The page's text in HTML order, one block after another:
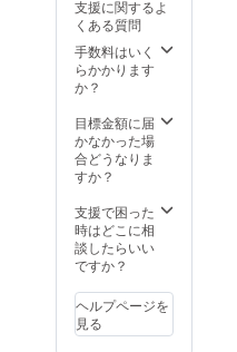
支援に関するよ
くある質問
手数料はいく
らかかります
か？
目標金額に届
かなかった場
合どうなりま
すか？
支援で困った
時はどこに相
談したらいい
ですか？
ヘルプページを
見る